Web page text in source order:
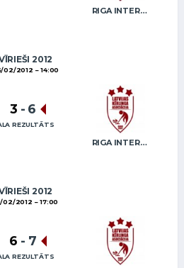
RIGA INTERNATIONAL CURLING CLUB / GRAY
2012
02/2012 14:00
RIGA INTERNATIONAL CURLING CLUB / GRAY
3 - 6
REZULTĀTS
2012
02/2012 17:00
6 - 7
REZULTĀTS